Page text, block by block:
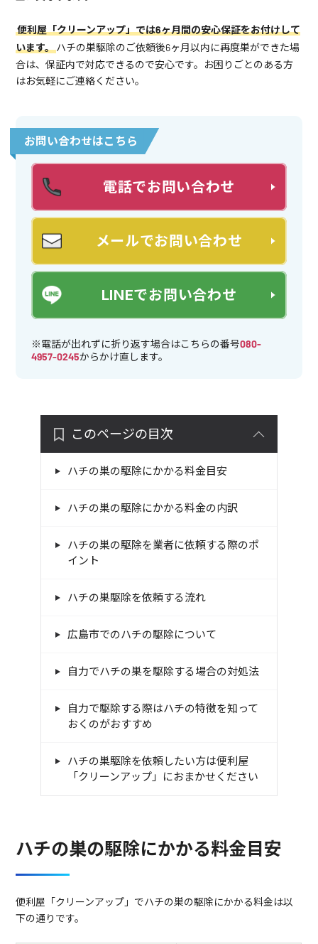
便利屋「クリーンアップ」では6ヶ月間の安心保証をお付けして
います。ハチの巣駆除のご依頼後6ヶ月以内に再度巣ができた場
合は、保証内で対応できるので安心です。お困りごとのある方
はお気軽にご連絡ください。
お問い合わせはこちら
電話でお問い合わせ
メールでお問い合わせ
LINEでお問い合わせ
※電話が出れずに折り返す場合はこちらの番号080-
4957-0245からかけ直します。
このページの目次
ハチの巣の駆除にかかる料金目安
ハチの巣の駆除にかかる料金の内訳
ハチの巣の駆除を業者に依頼する際のポ
イント
ハチの巣駆除を依頼する流れ
広島市でのハチの駆除について
自力でハチの巣を駆除する場合の対処法
自力で駆除する際はハチの特徴を知って
おくのがおすすめ
ハチの巣駆除を依頼したい方は便利屋
「クリーンアップ」におまかせください
ハチの巣の駆除にかかる料金目安
便利屋「クリーンアップ」でハチの巣の駆除にかかる料金は以
下の通りです。